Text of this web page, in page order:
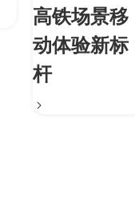
高铁场景移
动体验新标
杆